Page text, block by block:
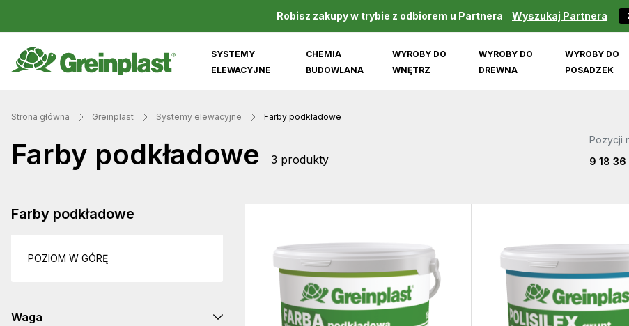
Robisz zakupy w trybie z odbiorem u Partnera Wyszukaj Partnera
SYSTEMY
ELEWACYJNE
CHEMIA
BUDOWLANA
WYROBY DO
WNĘTRZ
WYROBY DO
DREWNA
WYROBY DO
POSADZEK
Strona główna Greinplast Systemy elewacyjne Farby podkładowe
Farby podkładowe 3 produkty
Pozycji
9 18 36
Farby podkładowe
POZIOM W GÓRĘ
Waga